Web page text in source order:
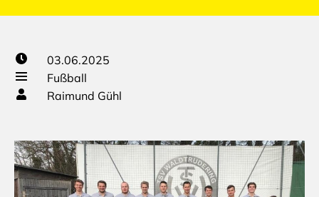
03.06.2025
Fußball
Raimund Gühl